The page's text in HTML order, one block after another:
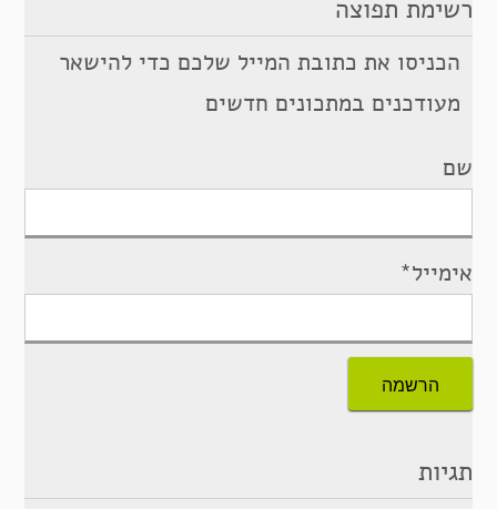
רשימת תפוצה
הכניסו את כתובת המייל שלכם כדי להישאר
מעודכנים במתכונים חדשים
שם
אימייל*
תגיות